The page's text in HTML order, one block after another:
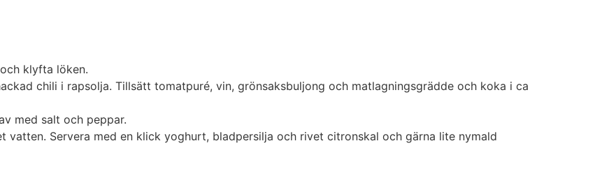
klyfta löken.
chili i rapsolja. Tillsätt tomatpuré, vin, grönsaksbuljong och matlagningsgrädde och koka i ca
med salt och peppar.
vatten. Servera med en klick yoghurt, bladpersilja och rivet citronskal och gärna lite nymald